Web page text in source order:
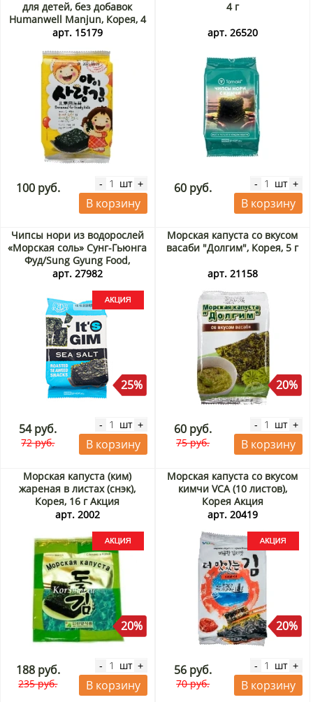
для детей, без добавок
Humanwell Manjun, Корея, 4
г
арт. 15179
100 руб. - шт +
В корзину
4 г
арт. 26520
60 руб. - шт +
В корзину
Чипсы нори из водорослей
«Морская соль» Сунг-Гьюнга
Фуд/Sung Gyung Food,
Корея, 4 г Акция
арт. 27982
25%
54 руб.
72 руб.
- шт +
В корзину
Морская капуста со вкусом
васаби "Долгим", Корея, 5 г
арт. 21158
20%
60 руб.
75 руб.
- шт +
В корзину
Морская капуста (ким)
жареная в листах (снэк),
Корея, 16 г Акция
арт. 2002
20%
188 руб.
235 руб.
- шт +
В корзину
Морская капуста со вкусом
кимчи VCA (10 листов),
Корея Акция
арт. 20419
20%
56 руб.
70 руб.
- шт +
В корзину